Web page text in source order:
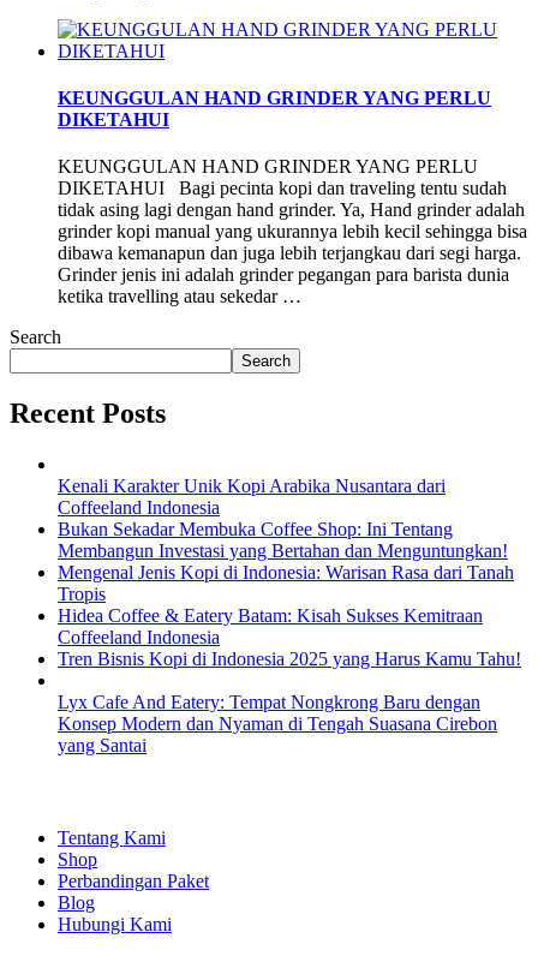
KEUNGGULAN HAND GRINDER YANG PERLU
DIKETAHUI
KEUNGGULAN HAND GRINDER YANG PERLU
DIKETAHUI Bagi pecinta kopi dan traveling tentu sudah
tidak asing lagi dengan hand grinder. Ya, Hand grinder adalah
grinder kopi manual yang ukurannya lebih kecil sehingga bisa
dibawa kemanapun dan juga lebih terjangkau dari segi harga.
Grinder jenis ini adalah grinder pegangan para barista dunia
ketika travelling atau sekedar …
Search
Search
Recent Posts
Kenali Karakter Unik Kopi Arabika Nusantara dari
Coffeeland Indonesia
Bukan Sekadar Membuka Coffee Shop: Ini Tentang
Membangun Investasi yang Bertahan dan Menguntungkan!
Mengenal Jenis Kopi di Indonesia: Warisan Rasa dari Tanah
Tropis
Hidea Coffee & Eatery Batam: Kisah Sukses Kemitraan
Coffeeland Indonesia
Tren Bisnis Kopi di Indonesia 2025 yang Harus Kamu Tahu!
Lyx Cafe And Eatery: Tempat Nongkrong Baru dengan
Konsep Modern dan Nyaman di Tengah Suasana Cirebon
yang Santai
Tentang Kami
Shop
Perbandingan Paket
Blog
Hubungi Kami